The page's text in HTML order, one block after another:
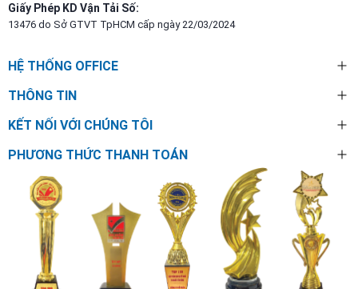
Giấy Phép KD Vận Tải Số:
13476 do Sở GTVT TpHCM cấp ngày 22/03/2024
HỆ THỐNG OFFICE
THÔNG TIN
KẾT NỐI VỚI CHÚNG TÔI
PHƯƠNG THỨC THANH TOÁN